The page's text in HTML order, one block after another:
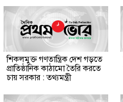
শিকলমুক্ত গণতান্ত্রিক দেশ গড়তে
প্রাতিষ্ঠানিক কাঠামো তৈরি করতে
চায় সরকার : তথ্যমন্ত্রী